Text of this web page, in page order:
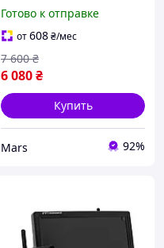
расширение 420TVL угол
линзы 120°
Готово к отправке
от608₴/мес
6 080₴
7 600 ₴
Купить
Mars 92%